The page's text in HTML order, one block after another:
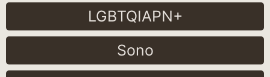
LGBTQIAPN+
Sono